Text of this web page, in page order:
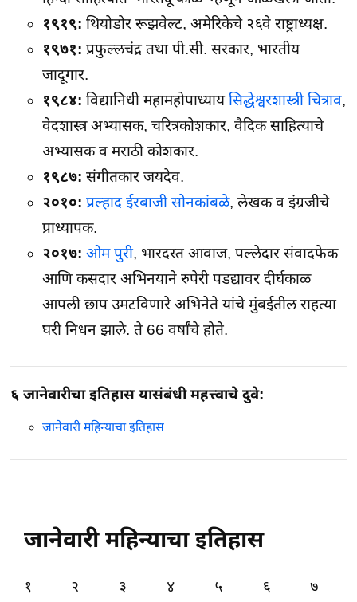
१९१९: थियोडोर रूझवेल्ट, अमेरिकेचे २६वे राष्ट्राध्यक्ष.
१९७१: प्रफुल्लचंद्र तथा पी.सी. सरकार, भारतीय
जादूगार.
१९८४: विद्यानिधी महामहोपाध्यायसिद्धेश्वरशास्त्री चित्राव,
वेदशास्त्र अभ्यासक, चरित्रकोशकार, वैदिक साहित्याचे
अभ्यासक व मराठी कोशकार.
१९८७: संगीतकार जयदेव.
२०१०: प्रल्हाद ईरबाजी सोनकांबळे, लेखक व इंग्रजीचे
प्राध्यापक.
२०१७: ओम पुरी, भारदस्त आवाज, पल्लेदार संवादफेक
आणि कसदार अभिनयाने रुपेरी पडद्यावर दीर्घकाळ
आपली छाप उमटविणारे अभिनेते यांचे मुंबईतील राहत्या
घरी निधन झाले. ते 66 वर्षांचे होते.
६ जानेवारीचा इतिहास यासंबंधी महत्त्वाचे दुवे:
जानेवारी महिन्याचा इतिहास
जानेवारी महिन्याचा इतिहास
१ २ ३ ४ ५ ६ ७